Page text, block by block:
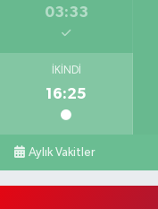
03:33
İKINDI
16:25
Aylık Vakitler